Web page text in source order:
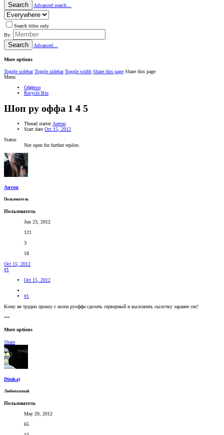
Search Advanced search…
Search titles only
By:
Search Advanced…
More options
Toggle sidebar Toggle sidebar Toggle width Share this page Share this page
Menu
Оффтоп
Recycle Bin
Шоп ру оффа 1 4 5
Thread starter Антон
Start date Oct 15, 2012
Status
Not open for further replies.
Антон
Пользователь
Пользователь
Jun 23, 2012
121
3
18
Oct 15, 2012
#1
Oct 15, 2012
#1
Кому не трудно прошу с шопа руоффа сделать серверный и выложить сылочку заранее спс!
•••
More options
Share
Dimka)
Любопытный
Пользователь
May 20, 2012
65